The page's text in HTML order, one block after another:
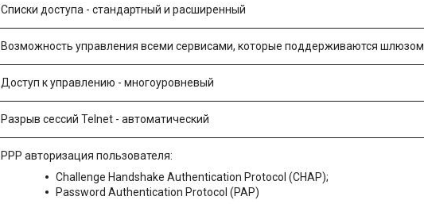
Списки доступа - стандартный и расширенный
Возможность управления всеми сервисами, которые поддерживаются шлюзом
Доступ к управлению - многоуровневый
Разрыв сессий Telnet - автоматический
PPP авторизация пользователя:
Challenge Handshake Authentication Protocol (CHAP);
Password Authentication Protocol (PAP)